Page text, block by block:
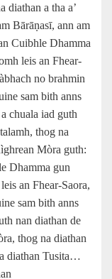
diathan a tha a’
Bārāṇasī, ann am
Cuibhle Dhamma
leis an Fhear-
no brahmin
sam bith anns
chuala iad guth
thog na
Mòra guth:
Dhamma gun
an Fhear-Saora,
sam bith anns
nan diathan de
thog na diathan
diathan Tusita…